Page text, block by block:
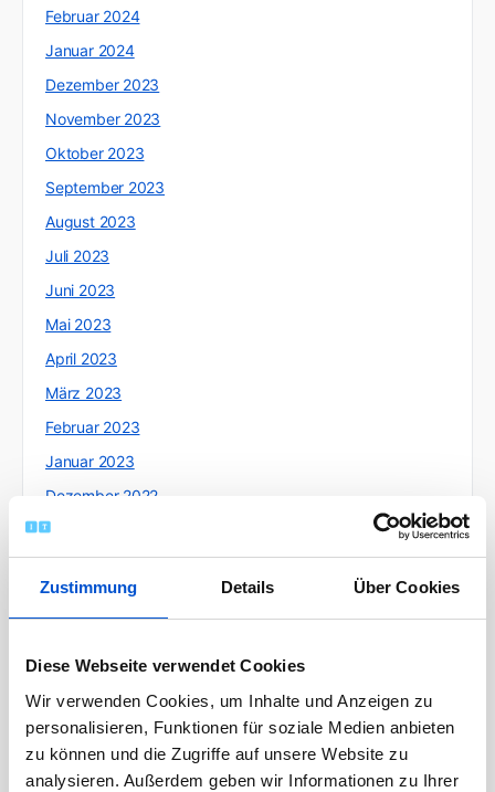
Zustimmung Details Über Cookies
Diese Webseite verwendet Cookies
Wir verwenden Cookies, um Inhalte und Anzeigen zu
personalisieren, Funktionen für soziale Medien anbieten
zu können und die Zugriffe auf unsere Website zu
analysieren. Außerdem geben wir Informationen zu Ihrer
Februar 2024
Januar 2024
Dezember 2023
November 2023
Oktober 2023
September 2023
August 2023
Juli 2023
Juni 2023
Mai 2023
April 2023
März 2023
Februar 2023
Januar 2023
Dezember 2022
November 2022
Oktober 2022
September 2022
Juli 2022
Juni 2022
Mai 2022